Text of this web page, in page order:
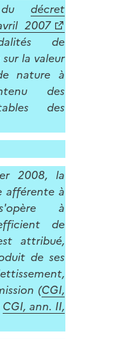
dudécret
2007
de
la valeur
nature à
des
des
2008, la
afférente à
à
de
attribué,
de ses
(CGI,
CGI, ann. II,